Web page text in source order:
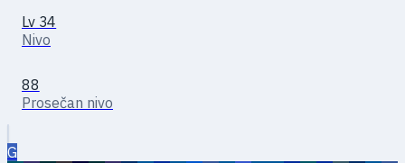
Lv 34
Nivo
88
Prosečan nivo
G